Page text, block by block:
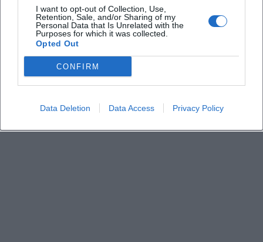
I want to opt-out of Collection, Use,
Retention, Sale, and/or Sharing of my
Personal Data that Is Unrelated with the
Purposes for which it was collected.
Opted Out
CONFIRM
Data Deletion Data Access Privacy Policy
Wie melde ich mich an
Welche Ausrüstung wird empfohlen
Ist die Tour barrierefrei